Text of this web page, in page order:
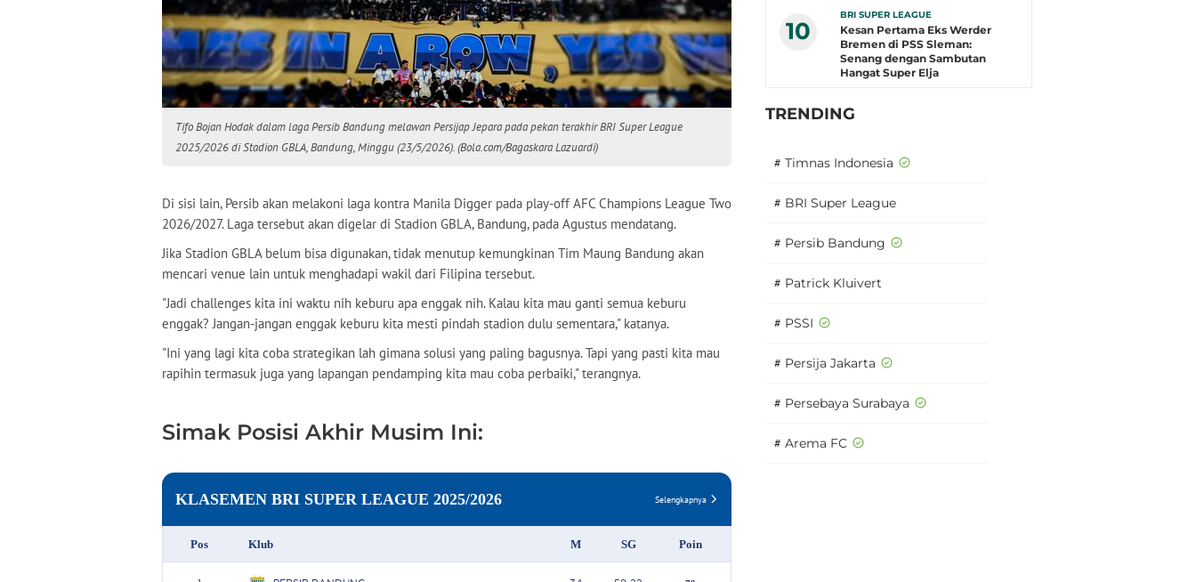
Tifo Bojan Hodak dalam laga Persib Bandung melawan Persijap Jepara pada pekan terakhir BRI Super League
2025/2026 di Stadion GBLA, Bandung, Minggu (23/5/2026). (Bola.com/Bagaskara Lazuardi)
Di sisi lain, Persib akan melakoni laga kontra Manila Digger pada play-off AFC Champions League Two
2026/2027. Laga tersebut akan digelar di Stadion GBLA, Bandung, pada Agustus mendatang.
Jika Stadion GBLA belum bisa digunakan, tidak menutup kemungkinan Tim Maung Bandung akan
mencari venue lain untuk menghadapi wakil dari Filipina tersebut.
"Jadi challenges kita ini waktu nih keburu apa enggak nih. Kalau kita mau ganti semua keburu
enggak? Jangan-jangan enggak keburu kita mesti pindah stadion dulu sementara," katanya.
"Ini yang lagi kita coba strategikan lah gimana solusi yang paling bagusnya. Tapi yang pasti kita mau
rapihin termasuk juga yang lapangan pendamping kita mau coba perbaiki," terangnya.
Simak Posisi Akhir Musim Ini:
10
BRI SUPER LEAGUE
Kesan Pertama Eks Werder
Bremen di PSS Sleman:
Senang dengan Sambutan
Hangat Super Elja
TRENDING
# Timnas Indonesia
# BRI Super League
# Persib Bandung
# Patrick Kluivert
# PSSI
# Persija Jakarta
# Persebaya Surabaya
# Arema FC